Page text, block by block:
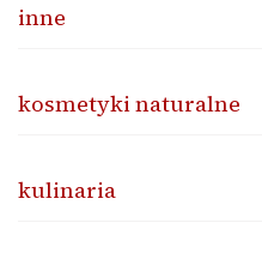
inne
kosmetyki naturalne
kulinaria